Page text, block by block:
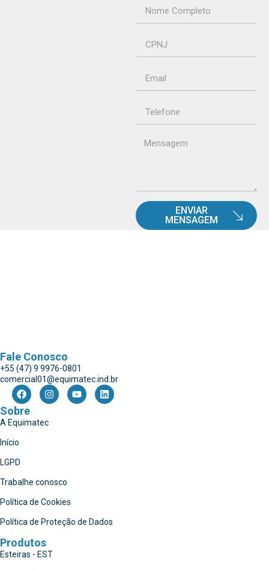
ENVIAR
MENSAGEM
Fale Conosco
+55 (47) 9 9976-0801
comercial01@equimatec.ind.br
Sobre
A Equimatec
Início
LGPD
Trabalhe conosco
Política de Cookies
Política de Proteção de Dados
Produtos
Esteiras - EST